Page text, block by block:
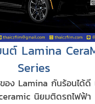
ต์ Lamina
Series
อง Lamina กันร้อนได้ดี
นิยมติดรถไฟฟ้า